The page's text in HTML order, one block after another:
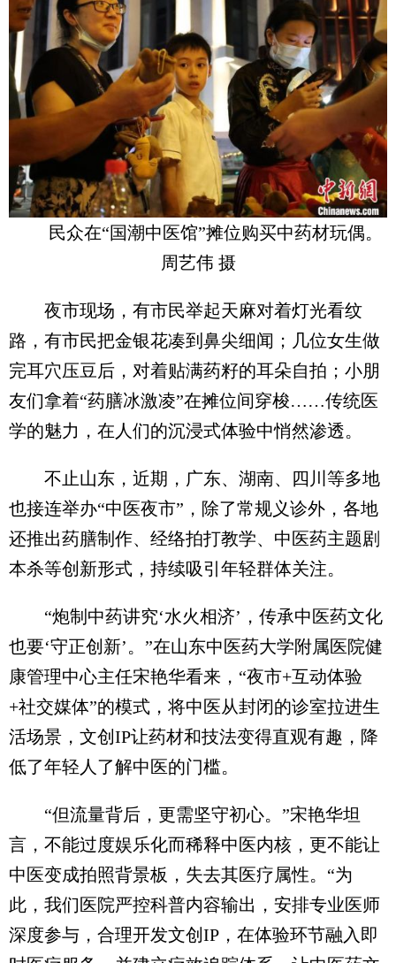
民众在“国潮中医馆”摊位购买中药材玩偶。
周艺伟 摄
夜市现场，有市民举起天麻对着灯光看纹
路，有市民把金银花凑到鼻尖细闻；几位女生做
完耳穴压豆后，对着贴满药籽的耳朵自拍；小朋
友们拿着“药膳冰激凌”在摊位间穿梭……传统医
学的魅力，在人们的沉浸式体验中悄然渗透。
不止山东，近期，广东、湖南、四川等多地
也接连举办“中医夜市”，除了常规义诊外，各地
还推出药膳制作、经络拍打教学、中医药主题剧
本杀等创新形式，持续吸引年轻群体关注。
“炮制中药讲究‘水火相济’，传承中医药文化
也要‘守正创新’。”在山东中医药大学附属医院健
康管理中心主任宋艳华看来，“夜市+互动体验
+社交媒体”的模式，将中医从封闭的诊室拉进生
活场景，文创IP让药材和技法变得直观有趣，降
低了年轻人了解中医的门槛。
“但流量背后，更需坚守初心。”宋艳华坦
言，不能过度娱乐化而稀释中医内核，更不能让
中医变成拍照背景板，失去其医疗属性。“为
此，我们医院严控科普内容输出，安排专业医师
深度参与，合理开发文创IP，在体验环节融入即